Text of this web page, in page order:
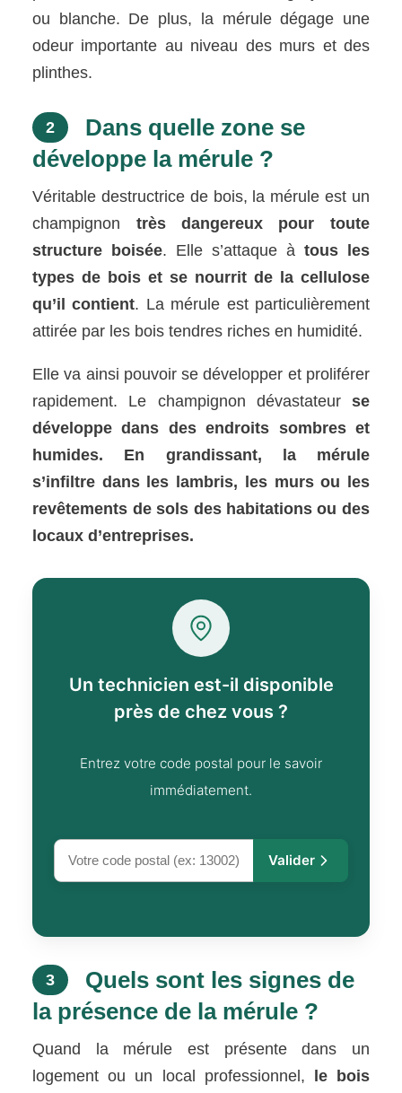
ou blanche. De plus, la mérule dégage une
odeur importante au niveau des murs et des
plinthes.
2
Dans quelle zone se
développe la mérule ?
Véritable destructrice de bois, la mérule est un
champignon très dangereux pour toute
structure boisée. Elle s’attaque à tous les
types de bois et se nourrit de la cellulose
qu’il contient. La mérule est particulièrement
attirée par les bois tendres riches en humidité.
Elle va ainsi pouvoir se développer et proliférer
rapidement. Le champignon dévastateur se
développe dans des endroits sombres et
humides. En grandissant, la mérule
s’infiltre dans les lambris, les murs ou les
revêtements de sols des habitations ou des
locaux d’entreprises.
Un technicien est-il disponible
près de chez vous ?
Entrez votre code postal pour le savoir
immédiatement.
Valider
3
Quels sont les signes de
la présence de la mérule ?
Quand la mérule est présente dans un
logement ou un local professionnel,
le bois